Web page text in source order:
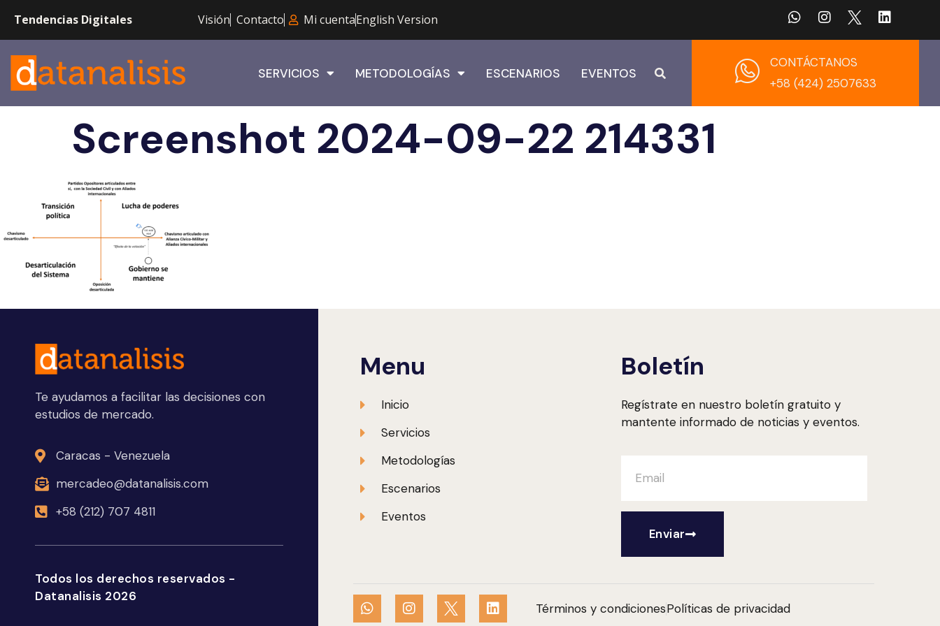
Tendencias Digitales Visión Contacto Mi cuentaEnglish Version
SERVICIOS METODOLOGÍAS ESCENARIOS EVENTOS
CONTÁCTANOS
+58 (424) 2507633
Screenshot 2024-09-22 214331
Te ayudamos a facilitar las decisiones con
estudios de mercado.
Caracas - Venezuela
mercadeo@datanalisis.com
+58 (212) 707 4811
Todos los derechos reservados -
Datanalisis 2026
Menu
Inicio
Servicios
Metodologías
Escenarios
Eventos
Boletín
Regístrate en nuestro boletín gratuito y
mantente informado de noticias y eventos.
Enviar
Términos y condicionesPolíticas de privacidad